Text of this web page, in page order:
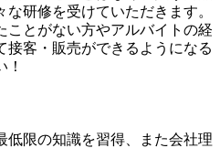
研修を受けていただきます。
ことがない方やアルバイトの経
接客・販売ができるようになる
低限の知識を習得、また会社理